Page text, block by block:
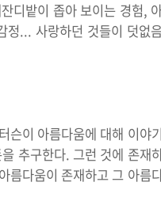
디밭이 좁아 보이는 경험,
정... 사랑하던 것들이 덧없
슨이 아름다움에 대해 이야
추구한다. 그런 것에 존재
름다움이 존재하고 그 아름